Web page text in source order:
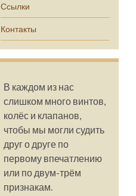
Ссылки
Контакты
В каждом из нас
слишком много винтов,
колёс и клапанов,
чтобы мы могли судить
друг о друге по
первому впечатлению
или по двум-трём
признакам.